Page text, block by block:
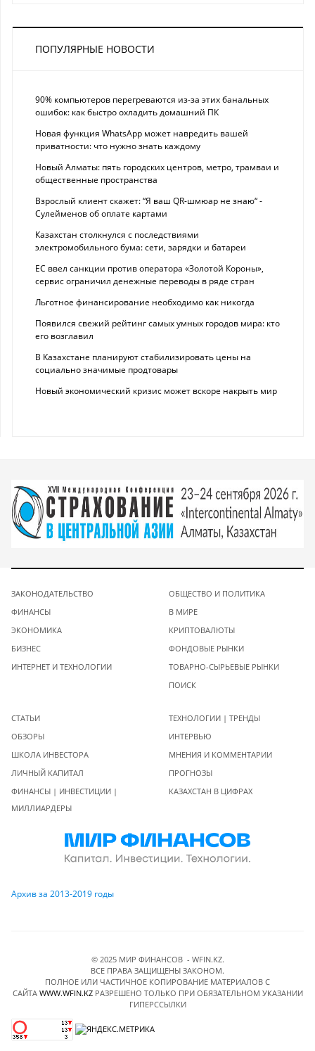
ПОПУЛЯРНЫЕ НОВОСТИ
90% компьютеров перегреваются из-за этих банальных
ошибок: как быстро охладить домашний ПК
Новая функция WhatsApp может навредить вашей
приватности: что нужно знать каждому
Новый Алматы: пять городских центров, метро, трамваи и
общественные пространства
Взрослый клиент скажет: “Я ваш QR-шмюар не знаю“ -
Сулейменов об оплате картами
Казахстан столкнулся с последствиями
электромобильного бума: сети, зарядки и батареи
ЕС ввел санкции против оператора «Золотой Короны»,
сервис ограничил денежные переводы в ряде стран
Льготное финансирование необходимо как никогда
Появился свежий рейтинг самых умных городов мира: кто
его возглавил
В Казахстане планируют стабилизировать цены на
социально значимые продтовары
Новый экономический кризис может вскоре накрыть мир
ЗАКОНОДАТЕЛЬСТВО
ФИНАНСЫ
ЭКОНОМИКА
БИЗНЕС
ИНТЕРНЕТ И ТЕХНОЛОГИИ
ОБЩЕСТВО И ПОЛИТИКА
В МИРЕ
КРИПТОВАЛЮТЫ
ФОНДОВЫЕ РЫНКИ
ТОВАРНО-СЫРЬЕВЫЕ РЫНКИ
ПОИСК
СТАТЬИ
ОБЗОРЫ
ШКОЛА ИНВЕСТОРА
ЛИЧНЫЙ КАПИТАЛ
ФИНАНСЫ | ИНВЕСТИЦИИ |
МИЛЛИАРДЕРЫ
ТЕХНОЛОГИИ | ТРЕНДЫ
ИНТЕРВЬЮ
МНЕНИЯ И КОММЕНТАРИИ
ПРОГНОЗЫ
КАЗАХСТАН В ЦИФРАХ
Архив за 2013-2019 годы
© 2025 МИР ФИНАНСОВ - WFIN.KZ.
ВСЕ ПРАВА ЗАЩИЩЕНЫ ЗАКОНОМ.
ПОЛНОЕ ИЛИ ЧАСТИЧНОЕ КОПИРОВАНИЕ МАТЕРИАЛОВ C
САЙТА WWW.WFIN.KZРАЗРЕШЕНО ТОЛЬКО ПРИ ОБЯЗАТЕЛЬНОМ УКАЗАНИИ
ГИПЕРССЫЛКИ